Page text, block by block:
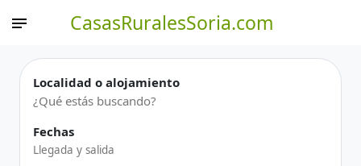
CasasRuralesSoria.com
Localidad o alojamiento
Fechas